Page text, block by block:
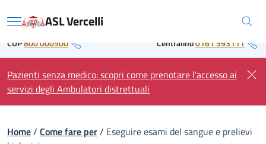
to Regione Piemonte
Menu ASL Vercelli
CUP800 000500 Centralino0161 593111
Pazienti senza medico: scopri come prenotare l’accesso ai
servizi degli Ambulatori distrettuali
Home/ Come fare per/ Eseguire esami del sangue e prelievi